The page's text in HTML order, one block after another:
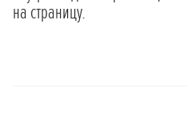
на страницу.